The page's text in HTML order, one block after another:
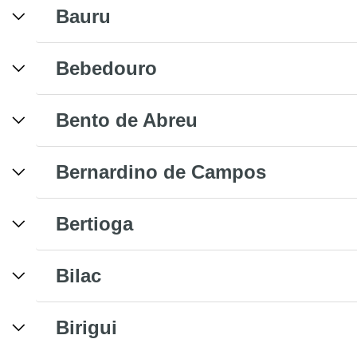
Bauru
Bebedouro
Bento de Abreu
Bernardino de Campos
Bertioga
Bilac
Birigui